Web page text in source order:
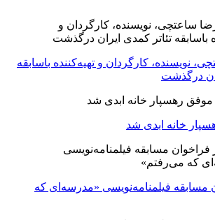
نویسنده، کارگردان و تهیه‌کننده باسابقه
درگذشت
خانه ابدی شد
مسابقه فیلمنامه‌نویسی «مدرسه‌ای که